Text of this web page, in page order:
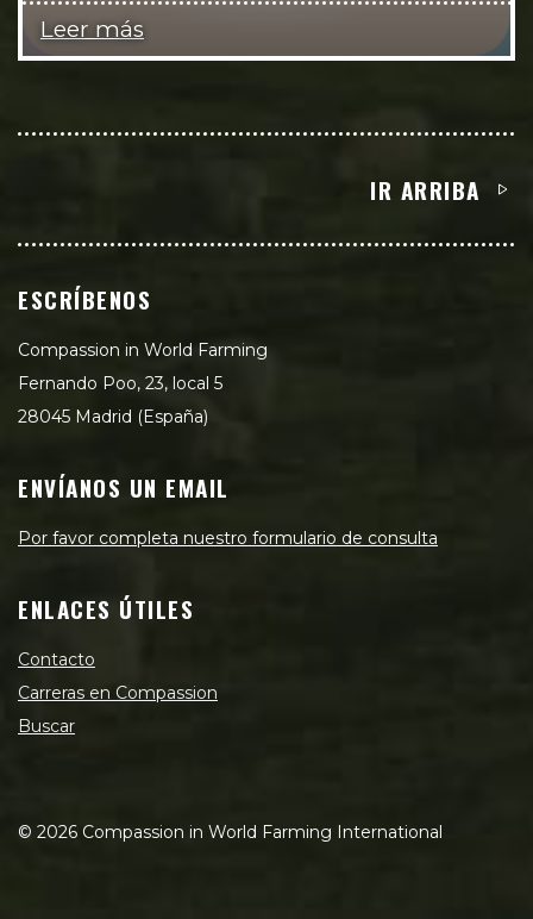
Leer más
IR ARRIBA
ESCRÍBENOS
Compassion in World Farming
Fernando Poo, 23, local 5
28045 Madrid (España)
ENVÍANOS UN EMAIL
Por favor completa nuestro formulario de consulta
ENLACES ÚTILES
Contacto
Carreras en Compassion
Buscar
© 2026 Compassion in World Farming International